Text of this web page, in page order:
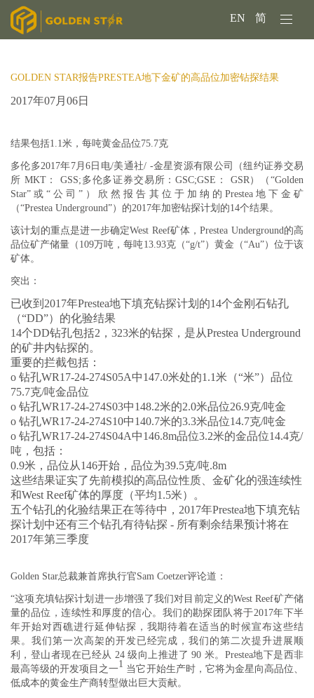
EN 简
GOLDEN STAR报告PRESTEA地下金矿的高品位加密钻探结果
2017年07月06日
结果包括1.1米，每吨黄金品位75.7克
多伦多2017年7月6日电/美通社/ -金星资源有限公司（纽约证券交易
所 MKT： GSS;多伦多证券交易所：GSC;GSE： GSR）（“Golden
Star”或“公司”）欣然报告其位于加纳的Prestea地下金矿
（“Prestea Underground”）的2017年加密钻探计划的14个结果。
该计划的重点是进一步确定West Reef矿体，Prestea Underground的高
品位矿产储量（109万吨，每吨13.93克（“g/t”）黄金（“Au”）位于该
矿体。
突出：
已收到2017年Prestea地下填充钻探计划的14个金刚石钻孔
（“DD”）的化验结果
14个DD钻孔包括2，323米的钻探，是从Prestea Underground
的矿井内钻探的。
重要的拦截包括：
o 钻孔WR17-24-274S05A中147.0米处的1.1米（“米”）品位
75.7克/吨金品位
o 钻孔WR17-24-274S03中148.2米的2.0米品位26.9克/吨金
o 钻孔WR17-24-274S10中140.7米的3.3米品位14.7克/吨金
o 钻孔WR17-24-274S04A中146.8m品位3.2米的金品位14.4克/
吨，包括：
0.9米，品位从146开始，品位为39.5克/吨.8m
这些结果证实了先前模拟的高品位性质、金矿化的强连续性
和West Reef矿体的厚度（平均1.5米）。
五个钻孔的化验结果正在等待中，2017年Prestea地下填充钻
探计划中还有三个钻孔有待钻探 - 所有剩余结果预计将在
2017年第三季度
Golden Star总裁兼首席执行官Sam Coetzer评论道：
“这项充填钻探计划进一步增强了我们对目前定义的West Reef矿产储
量的品位，连续性和厚度的信心。我们的勘探团队将于2017年下半
年开始对西礁进行延伸钻探，我期待着在适当的时候宣布这些结
果。我们第一次高架的开发已经完成，我们的第二次提升进展顺
利，登山者现在已经从 24 级向上推进了 90 米。Prestea地下是西非
最高等级的开发项目之一1 当它开始生产时，它将为金星向高品位、
低成本的黄金生产商转型做出巨大贡献。